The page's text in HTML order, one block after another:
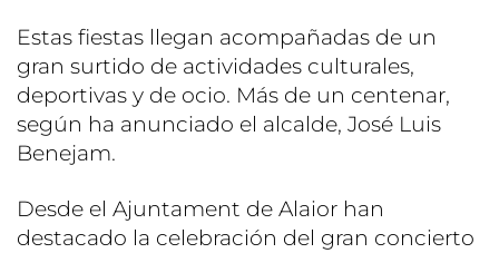
Estas fiestas llegan acompañadas de un
gran surtido de actividades culturales,
deportivas y de ocio. Más de un centenar,
según ha anunciado el alcalde, José Luis
Benejam.
Desde el Ajuntament de Alaior han
destacado la celebración del gran concierto